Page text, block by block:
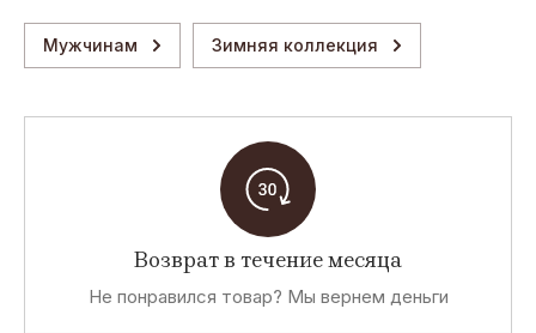
Мужчинам Зимняя коллекция
Возврат в течение месяца
Не понравился товар? Мы вернем деньги